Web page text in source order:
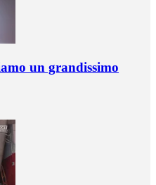
un grandissimo